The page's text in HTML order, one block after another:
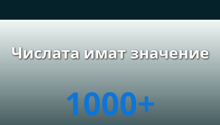
Числата имат значение
1000+